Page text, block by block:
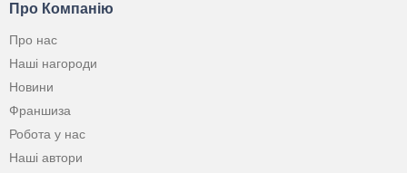
Про Компанію
Про нас
Наші нагороди
Новини
Франшиза
Робота у нас
Наші автори